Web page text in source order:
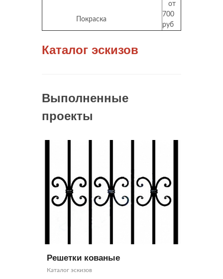
Покраска
от
700
руб
Каталог эскизов
Выполненные
проекты
Решетки кованые
Каталог эскизов